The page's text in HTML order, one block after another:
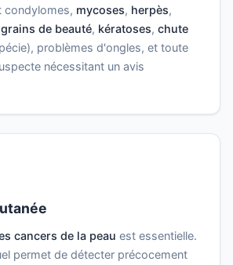
condylomes, mycoses, herpès,
grains de beauté, kératoses, chute
problèmes d'ongles, et toute
nécessitant un avis
cancers de la peau est essentielle.
permet de détecter précocement